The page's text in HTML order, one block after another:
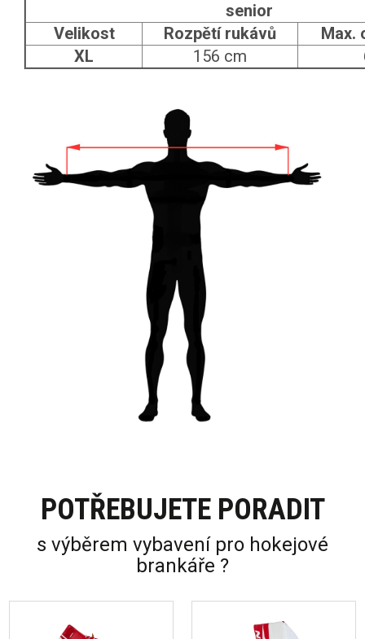
senior
Velikost
Rozpětí rukávů
Max.
XL
156 cm
POTŘEBUJETE PORADIT
s výběrem vybavení pro hokejové
brankáře ?